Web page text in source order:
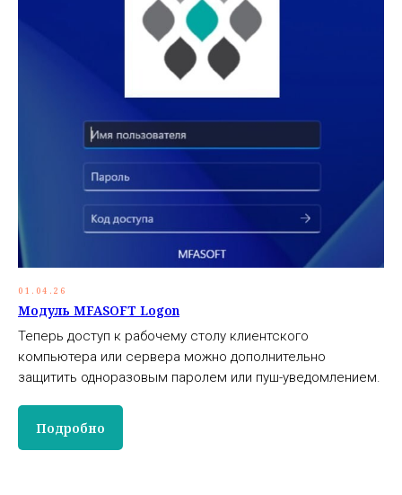
01.04.26
Модуль MFASOFT Logon
Теперь доступ к рабочему столу клиентского
компьютера или сервера можно дополнительно
защитить одноразовым паролем или пуш-уведомлением.
Подробно